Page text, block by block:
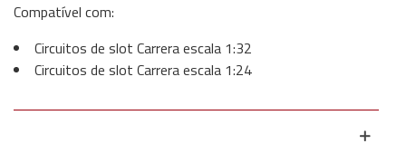
Compatível com:
Circuitos de slot Carrera escala 1:32
Circuitos de slot Carrera escala 1:24